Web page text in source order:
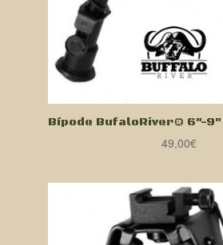
Bípode BufaloRiver® 6″-9″
49,00€